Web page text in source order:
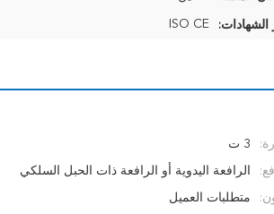
الشهادات: ISO CE
3 ت
الرافعة اليدوية أو الرافعة ذات الحبل السلكي
متطلبات العميل